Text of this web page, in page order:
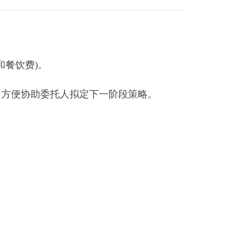
饮费)。
便协助委托人拟定下一阶段策略。